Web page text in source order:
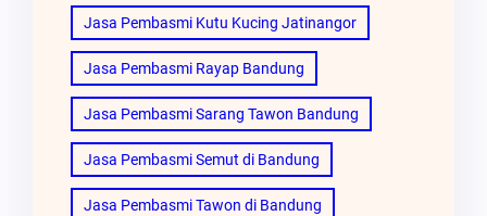
Jasa Pembasmi Kutu Kucing Jatinangor
Jasa Pembasmi Rayap Bandung
Jasa Pembasmi Sarang Tawon Bandung
Jasa Pembasmi Semut di Bandung
Jasa Pembasmi Tawon di Bandung